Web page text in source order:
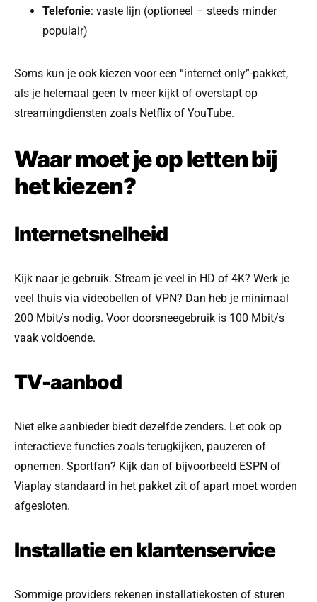
Telefonie: vaste lijn (optioneel – steeds minder
populair)
Soms kun je ook kiezen voor een “internet only”-pakket,
als je helemaal geen tv meer kijkt of overstapt op
streamingdiensten zoals Netflix of YouTube.
Waar moet je op letten bij
het kiezen?
Internetsnelheid
Kijk naar je gebruik. Stream je veel in HD of 4K? Werk je
veel thuis via videobellen of VPN? Dan heb je minimaal
200 Mbit/s nodig. Voor doorsneegebruik is 100 Mbit/s
vaak voldoende.
TV-aanbod
Niet elke aanbieder biedt dezelfde zenders. Let ook op
interactieve functies zoals terugkijken, pauzeren of
opnemen. Sportfan? Kijk dan of bijvoorbeeld ESPN of
Viaplay standaard in het pakket zit of apart moet worden
afgesloten.
Installatie en klantenservice
Sommige providers rekenen installatiekosten of sturen